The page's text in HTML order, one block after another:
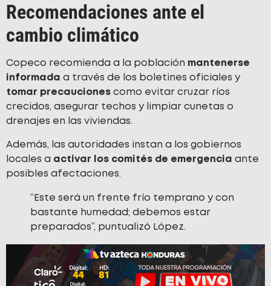
Recomendaciones ante el
cambio climático
Copeco recomienda a la población mantenerse
informada a través de los boletines oficiales y
tomar precauciones como evitar cruzar ríos
crecidos, asegurar techos y limpiar cunetas o
drenajes en las viviendas.
Además, las autoridades instan a los gobiernos
locales a activar los comités de emergencia ante
posibles afectaciones.
“Este será un frente frío temprano y con
bastante humedad; debemos estar
preparados”, puntualizó López.